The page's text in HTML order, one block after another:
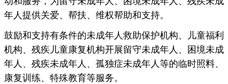
年人提供关爱、帮扶、维权帮助和支持。
鼓励和支持有条件的未成年人救助保护机构、儿童福利
机构、残疾儿童康复机构开展留守未成年人、困境未成
年人、残疾未成年人、孤独症未成年人等的临时照料、
康复训练、特殊教育等服务。